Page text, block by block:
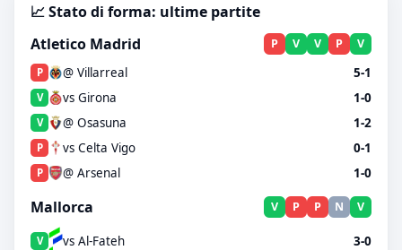
📈 Stato di forma: ultime partite
Atletico Madrid
P V V P V
P @ Villarreal 5-1
V vs Girona 1-0
V @ Osasuna 1-2
P vs Celta Vigo 0-1
P @ Arsenal 1-0
Mallorca V P P N V
V vs Al-Fateh 3-0